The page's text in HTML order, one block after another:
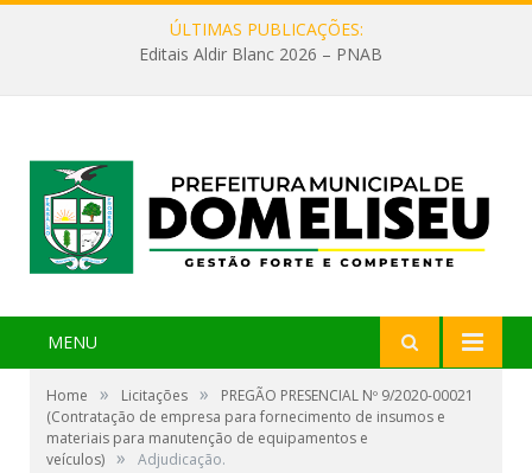
ÚLTIMAS PUBLICAÇÕES:
Editais Aldir Blanc 2026 – PNAB
MENU
Home » Licitações »
PREGÃO PRESENCIAL Nº 9/2020-00021
(Contratação de empresa para fornecimento de insumos e
materiais para manutenção de equipamentos e
veículos) » Adjudicação.